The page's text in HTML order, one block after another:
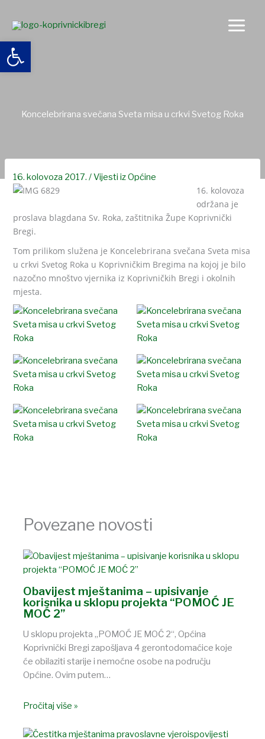
Open toolbar
content
Koncelebrirana svečana Sveta misa u crkvi Svetog Roka
16. kolovoza 2017./Vijesti iz Općine
16. kolovoza
održana je
proslava blagdana Sv. Roka, zaštitnika Župe Koprivnički
Bregi.
Tom prilikom služena je Koncelebrirana svečana Sveta misa
u crkvi Svetog Roka u Koprivničkim Bregima na kojoj je bilo
nazočno mnoštvo vjernika iz Koprivničkih Bregi i okolnih
mjesta.
Povezane novosti
Obavijest mještanima – upisivanje
korisnika u sklopu projekta “POMOĆ JE
MOĆ 2”
U sklopu projekta „POMOĆ JE MOĆ 2“, Općina
Koprivnički Bregi zapošljava 4 gerontodomaćice koje
će obilaziti starije i nemoćne osobe na području
Općine. Ovim putem…
Pročitaj više »